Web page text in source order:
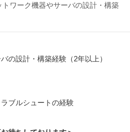
トワーク機器やサーバの設計・構築
の設計・構築経験（2年以上）
ブルシュートの経験